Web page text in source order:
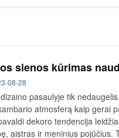
sienos kūrimas
08-28
pasaulyje tik
atmosferą kaip gerai
dekoro tendencija
aistras ir meninius pojūčius.